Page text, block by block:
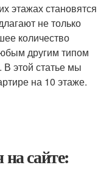
этажах становятся
не только
количество
другим типом
этой статье мы
на 10 этаже.
сайте: